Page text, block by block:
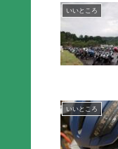
いいところ
いいところ